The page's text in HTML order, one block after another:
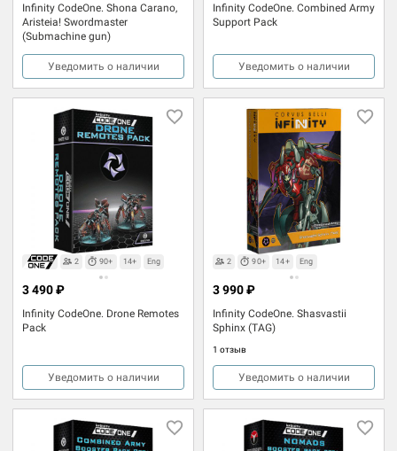
Infinity CodeOne. Shona Carano,
Aristeia! Swordmaster
(Submachine gun)
Уведомить о наличии
Infinity CodeOne. Combined Army
Support Pack
Уведомить о наличии
2 90+ 14+ Eng
Infinity CodeOne. Drone Remotes
Pack
3 490 ₽
Уведомить о наличии
2 90+ 14+ Eng
Infinity CodeOne. Shasvastii
Sphinx (TAG)
1 отзыв
3 990 ₽
Уведомить о наличии